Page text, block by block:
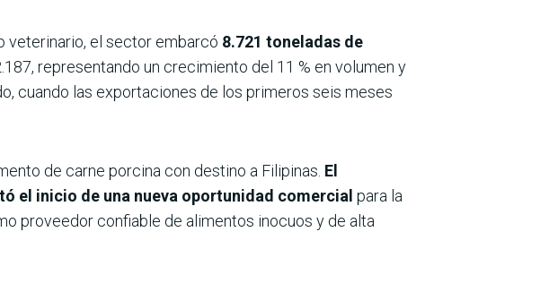
veterinario, el sector embarcó 8.721 toneladas de
representando un crecimiento del 11 % en volumen y
cuando las exportaciones de los primeros seis meses
de carne porcina con destino a Filipinas. El
el inicio de una nueva oportunidad comercial para la
proveedor confiable de alimentos inocuos y de alta